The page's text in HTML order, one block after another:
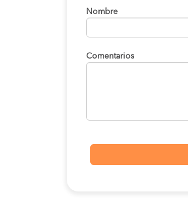
Nombre
Comentarios